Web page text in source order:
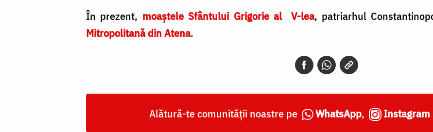
În prezent, moaștele Sfântului Grigorie al V-lea, patriarhul
Mitropolitană din Atena.
Alătură-te comunității noastre pe WhatsApp, Instagram